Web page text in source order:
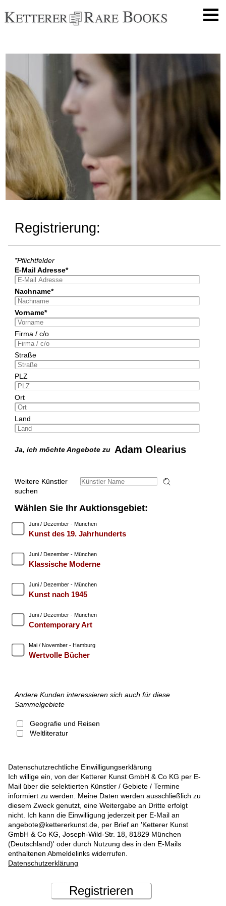
Registrierung:
*Pflichtfelder
E-Mail Adresse*
Nachname*
Vorname*
Firma / c/o
Straße
PLZ
Ort
Land
Ja, ich möchte Angebote zu Adam Olearius
Weitere Künstler
suchen
Wählen Sie Ihr Auktionsgebiet:
Juni / Dezember - München
Kunst des 19. Jahrhunderts
Juni / Dezember - München
Klassische Moderne
Juni / Dezember - München
Kunst nach 1945
Juni / Dezember - München
Contemporary Art
Mai / November - Hamburg
Wertvolle Bücher
Andere Kunden interessieren sich auch für diese
Sammelgebiete
Geografie und Reisen
Weltliteratur
Datenschutzrechtliche Einwilligungserklärung
Ich willige ein, von der Ketterer Kunst GmbH & Co KG per E-
Mail über die selektierten Künstler / Gebiete / Termine
informiert zu werden. Meine Daten werden ausschließlich zu
diesem Zweck genutzt, eine Weitergabe an Dritte erfolgt
nicht. Ich kann die Einwilligung jederzeit per E-Mail an
angebote@kettererkunst.de, per Brief an 'Ketterer Kunst
GmbH & Co KG, Joseph-Wild-Str. 18, 81829 München
(Deutschland)' oder durch Nutzung des in den E-Mails
enthaltenen Abmeldelinks widerrufen.
Datenschutzerklärung
Registrieren